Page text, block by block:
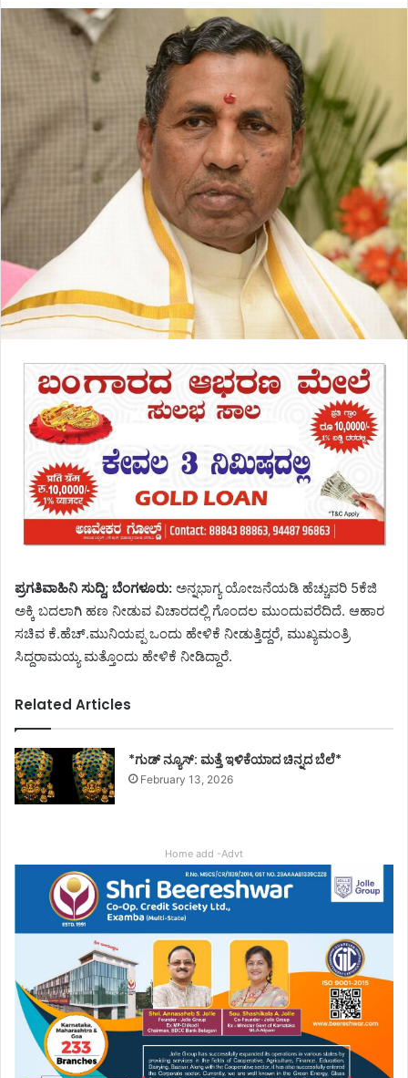
ಪ್ರಗತಿವಾಹಿನಿ ಸುದ್ದಿ; ಬೆಂಗಳೂರು: ಅನ್ನಭಾಗ್ಯ ಯೋಜನೆಯಡಿ ಹೆಚ್ಚುವರಿ 5ಕೆಜಿ
ಅಕ್ಕಿ ಬದಲಾಗಿ ಹಣ ನೀಡುವ ವಿಚಾರದಲ್ಲಿ ಗೊಂದಲ ಮುಂದುವರೆದಿದೆ. ಆಹಾರ
ಸಚಿವ ಕೆ.ಹೆಚ್.ಮುನಿಯಪ್ಪ ಒಂದು ಹೇಳಿಕೆ ನೀಡುತ್ತಿದ್ದರೆ, ಮುಖ್ಯಮಂತ್ರಿ
ಸಿದ್ದರಾಮಯ್ಯ ಮತ್ತೊಂದು ಹೇಳಿಕೆ ನೀಡಿದ್ದಾರೆ.
Related Articles
*ಗುಡ್ ನ್ಯೂಸ್: ಮತ್ತೆ ಇಳಿಕೆಯಾದ ಚಿನ್ನದ ಬೆಲೆ*
February 13, 2026
Home add -Advt